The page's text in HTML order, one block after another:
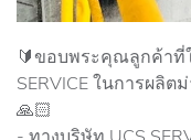
🔰ขอบพระคุณลูกค้าที่
SERVICE ในการผลิ
🙏🏻